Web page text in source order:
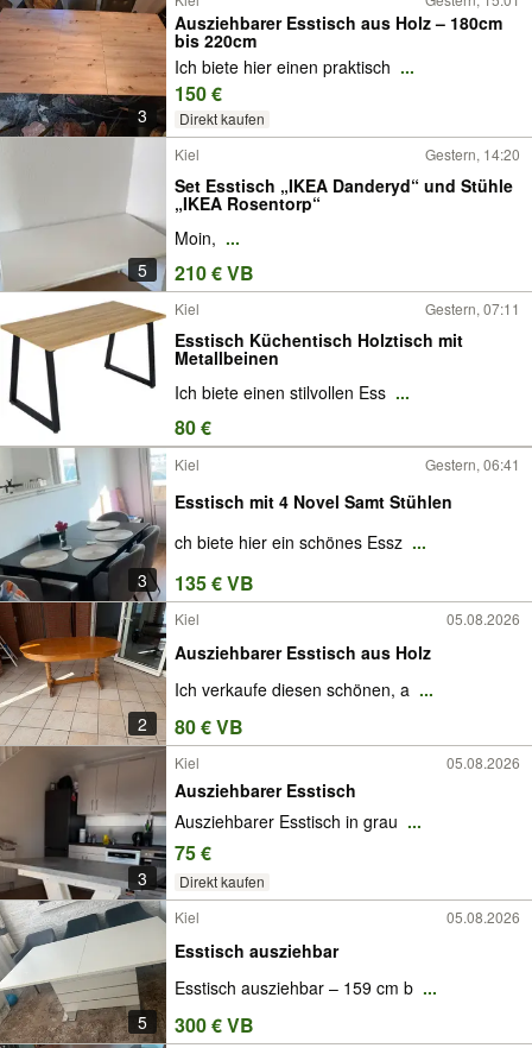
3
Ausziehbarer Esstisch aus Holz – 180cm
bis 220cm
Ich biete hier einen praktisch ...
150 €
Direkt kaufen
5
Kiel Gestern, 14:20
Set Esstisch „IKEA Danderyd“ und Stühle
„IKEA Rosentorp“
Moin, ...
210 € VB
Kiel Gestern, 07:11
Esstisch Küchentisch Holztisch mit
Metallbeinen
Ich biete einen stilvollen Ess ...
80 €
3
Kiel Gestern, 06:41
Esstisch mit 4 Novel Samt Stühlen
ch biete hier ein schönes Essz ...
135 € VB
2
Kiel 05.08.2026
Ausziehbarer Esstisch aus Holz
Ich verkaufe diesen schönen, a ...
80 € VB
3
Kiel 05.08.2026
Ausziehbarer Esstisch
Ausziehbarer Esstisch in grau ...
75 €
Direkt kaufen
5
Kiel 05.08.2026
Esstisch ausziehbar
Esstisch ausziehbar – 159 cm b ...
300 € VB